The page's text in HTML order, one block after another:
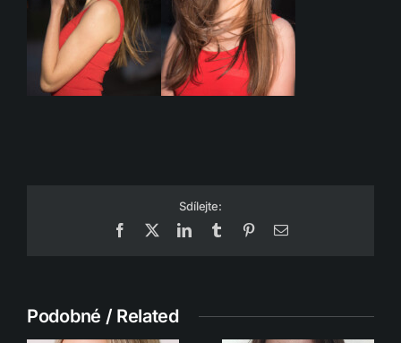
Sdílejte:
Facebook
LinkedInTumblr PinterestEmail
Podobné / Related